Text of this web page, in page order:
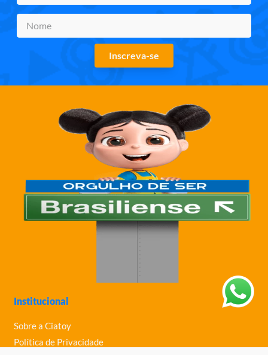
Inscreva-se
Institucional
Sobre a Ciatoy
Política de Privacidade